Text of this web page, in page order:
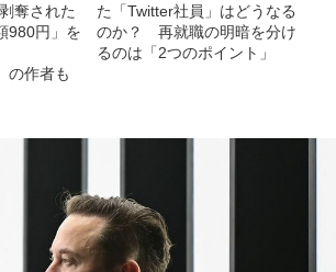
奪された
980円」を
の作者も
た「Twitter社員」はどうなる
のか？ 再就職の明暗を分け
るのは「2つのポイント」